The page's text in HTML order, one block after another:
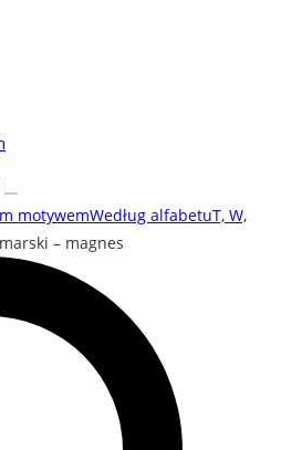
motywemWedług alfabetuT, W,
– magnes